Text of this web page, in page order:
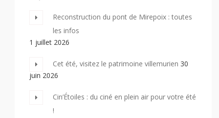
Reconstruction du pont de Mirepoix : toutes
les infos
1 juillet 2026
Cet été, visitez le patrimoine villemurien 30
juin 2026
Cin’Étoiles : du ciné en plein air pour votre été
!